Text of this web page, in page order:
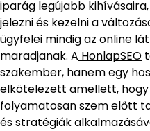
iparág legújabb
jelezni és kezelni a
ügyfelei mindig az online
maradjanak. A HonlapSEO
szakember, hanem egy
elkötelezett amellett,
folyamatosan szem előtt
és stratégiák